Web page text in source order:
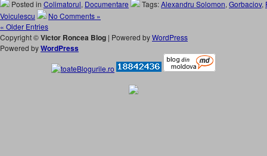
Posted in Colimatorul, Documentare Tags:Alexandru Solomon, Gorbaciov,
Voiculescu
No Comments »
« Older Entries
Copyright ©Victor Roncea Blog | Powered byWordPress
Powered byWordPress